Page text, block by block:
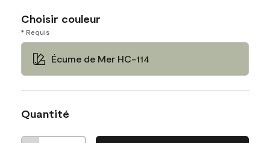
Choisir couleur
* Requis
Écume de Mer HC-114
Quantité